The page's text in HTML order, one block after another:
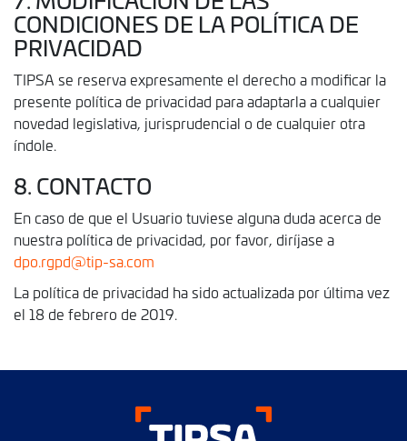
CONDICIONES DE LA POLÍTICA DE
PRIVACIDAD
TIPSA se reserva expresamente el derecho a modificar la
presente política de privacidad para adaptarla a cualquier
novedad legislativa, jurisprudencial o de cualquier otra
índole.
8. CONTACTO
En caso de que el Usuario tuviese alguna duda acerca de
nuestra política de privacidad, por favor, diríjase a
dpo.rgpd@tip-sa.com
La política de privacidad ha sido actualizada por última vez
el 18 de febrero de 2019.